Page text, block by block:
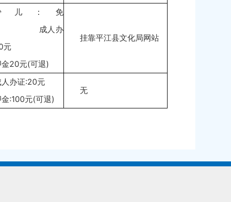
儿：免
成人办
元
20元(可退)
挂靠平江县文化局网站
人办证:20元
:100元(可退)
无